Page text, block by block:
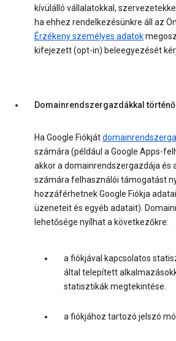
kívülálló vállalatokkal,
ha ehhez rendelkezésünkre áll az
Érzékeny személyes adatok
kifejezett (opt-in) beleegyezését
Domainrendszergazdákkal
Ha Google Fiókját
számára (például a Google Apps-
akkor a domainrendszergazdája és
számára felhasználói támogatást
hozzáférhetnek Google Fiókja
üzeneteit és egyéb adatait).
lehetősége nyílhat a következőkre:
a fiókjával kapcsolatos
által telepített
statisztikák megtekintése.
a fiókjához tartozó jelszó